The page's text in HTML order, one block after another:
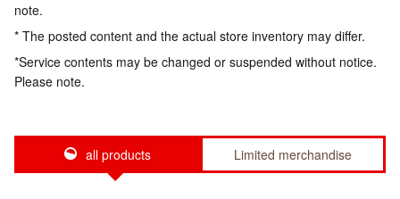
note.
* The posted content and the actual store inventory may differ.
*Service contents may be changed or suspended without notice.
Please note.
all products Limited merchandise